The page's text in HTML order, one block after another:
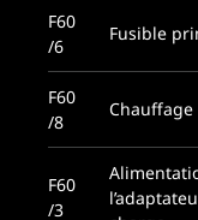
F60
/6
Fusible
F60
/8
Chauffage
F60
/3